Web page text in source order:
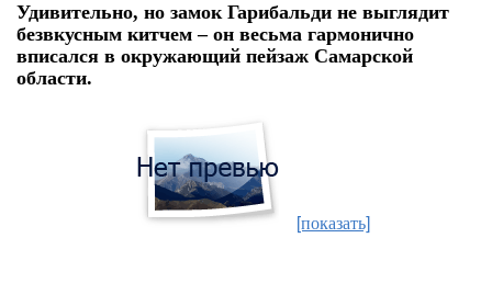
Удивительно, но замок Гарибальди не выглядит
безвкусным китчем – он весьма гармонично
вписался в окружающий пейзаж Самарской
области.
[показать]